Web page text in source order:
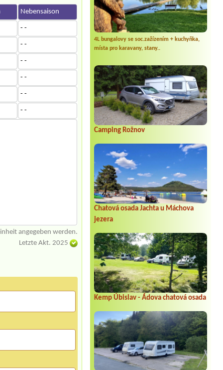
4L bungalovy se soc.zažízením + kuchyňka,
místa pro karavany, stany..
Camping Rožnov
Chatová osada Jachta u Máchova
jezera
Kemp Úbislav - Ádova chatová osada
Nebensaison
- -
- -
- -
- -
- -
- -
angegeben werden.
Letzte Akt. 2025